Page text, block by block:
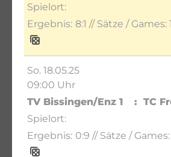
8:1 // Sätze / Games:
So. 18.05.25
09:00 Uhr
TV Bissingen/Enz 1
TC
0:9 // Sätze / Games: